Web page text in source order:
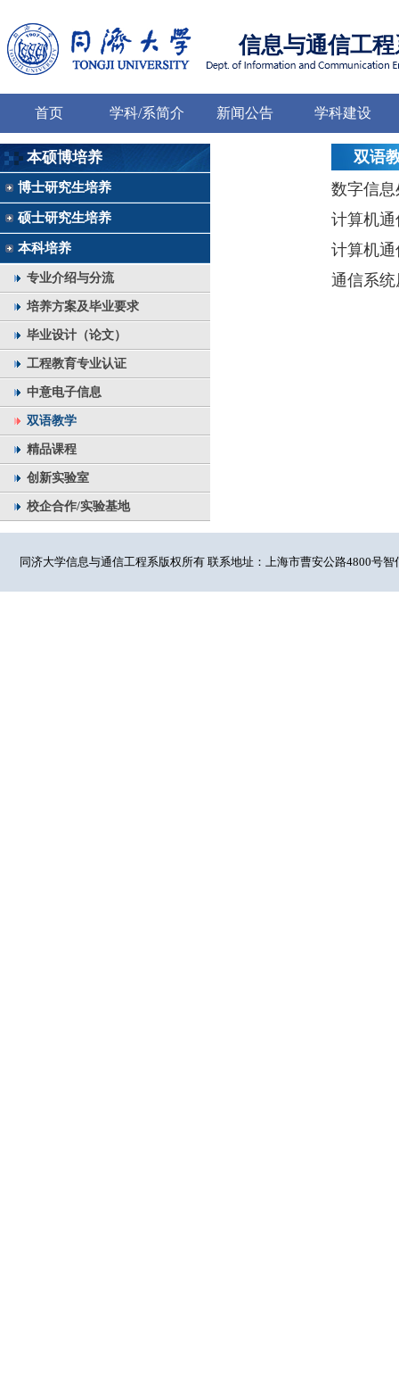
信息与通信工
首页 学科/系简介 新闻公告 学科建设
本硕博培养
博士研究生培养
硕士研究生培养
本科培养
专业介绍与分流
培养方案及毕业要求
毕业设计（论文）
工程教育专业认证
中意电子信息
双语教学
精品课程
创新实验室
校企合作/实验基地
双语
数字信
计算机
计算机
通信系
同济大学信息与通信工程系版权所有 联系地址：上海市曹安公路4800号智